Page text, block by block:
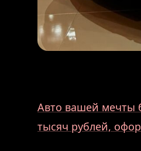
Авто вашей мечты
тысяч рублей,